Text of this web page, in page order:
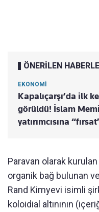
ÖNERİLEN
EKONOMİ
Kapalıçarşı’da ilk
görüldü! İslam
yatırımcısına
Paravan olarak
organik bağ bulunan
Rand Kimyevi isimli
koloidial altınının